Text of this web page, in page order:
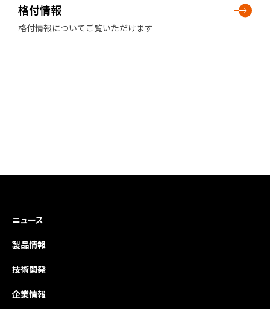
格付情報
格付情報についてご覧いただけます
ニュース
製品情報
技術開発
企業情報